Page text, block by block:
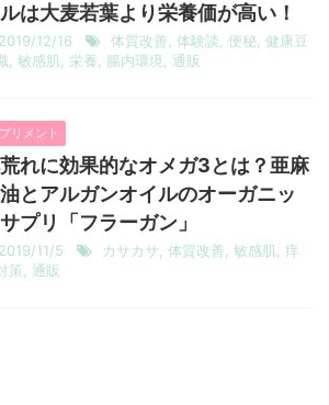
は大麦若葉より栄養価が高い！
2019/12/16 体質改善 体験談 便秘 健康豆
敏感肌 栄養 腸内環境 通販
リメント
れに効果的なオメガ3とは？亜麻
とアルガンオイルのオーガニッ
プリ「フラーガン」
2019/11/5 カサカサ 体質改善 敏感肌 痒
策
通販